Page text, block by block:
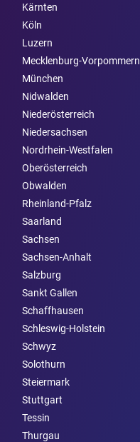
Kärnten
Köln
Luzern
Mecklenburg-Vorpommern
München
Nidwalden
Nieder­österreich
Niedersachsen
Nordrhein-Westfalen
Ober­österreich
Obwalden
Rheinland-Pfalz
Saarland
Sachsen
Sachsen-Anhalt
Salzburg
Sankt Gallen
Schaffhausen
Schleswig-Holstein
Schwyz
Solothurn
Steier­mark
Stuttgart
Tessin
Thurgau